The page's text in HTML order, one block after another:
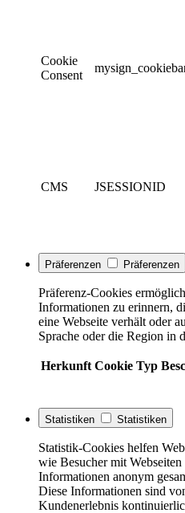
Cookie
Consent
CMS JSESSIONID
Präferenzen Präferenzen
Präferenz-Cookies
Informationen zu erinnern,
eine Webseite verhält oder
Sprache oder die Region in
Herkunft Cookie Typ
Statistiken Statistiken
Statistik-Cookies helfen
wie Besucher mit
Informationen anonym
Diese Informationen sind
Kundenerlebnis